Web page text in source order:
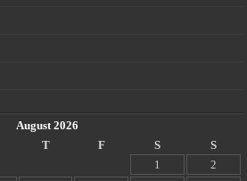
August 2026
T F S
S
1
2